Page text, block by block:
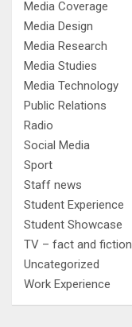
Media Coverage
Media Design
Media Research
Media Studies
Media Technology
Public Relations
Radio
Social Media
Sport
Staff news
Student Experience
Student Showcase
TV – fact and fiction
Uncategorized
Work Experience